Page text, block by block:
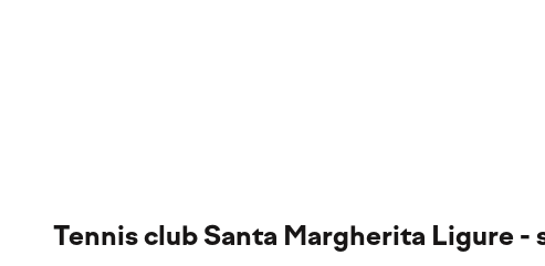
Tennis club Santa Margherita Ligure -